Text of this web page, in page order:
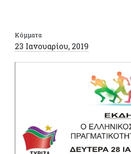
Κόμματα
23 Ιανουαρίου, 2019